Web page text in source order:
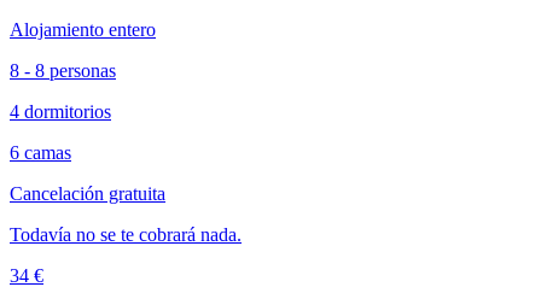
Alojamiento entero
8 - 8 personas
4 dormitorios
6 camas
Cancelación gratuita
Todavía no se te cobrará nada.
34 €